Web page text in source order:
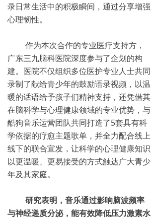
录日常生活中的积极瞬间，通过分享增强
心理韧性。
作为本次合作的专业医疗支持方，
广东三九脑科医院深度参与了企划的构
建。医院不仅组织多位医护专业人士共同
录制了献给青少年的鼓励语录视频，以温
暖的话语给予孩子们精神支持，还凭借其
在脑科学与心理健康领域的专业优势，与
酷狗音乐运营团队共同打造了5套具有科
学依据的疗愈主题歌单，并全力配合线上
线下的联合宣发，让科学的心理健康知识
以更温暖、更易接受的方式触达广大青少
年及其家庭。
研究表明，音乐通过影响脑波频率
与神经递质分泌，能有效降低压力激素水